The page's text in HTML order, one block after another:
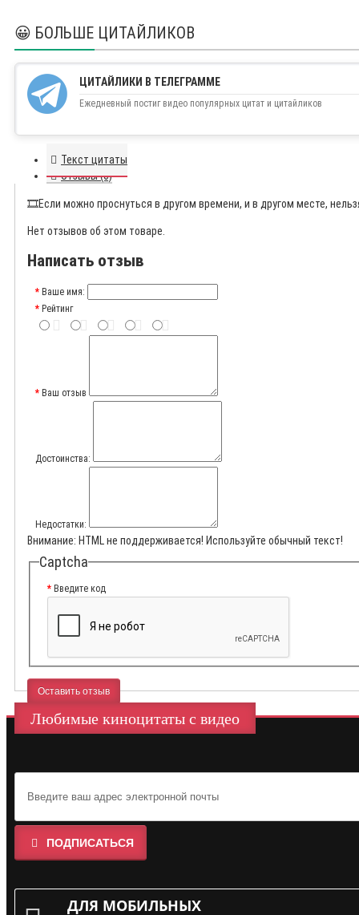
😀 БОЛЬШЕ ЦИТАЙЛИКОВ
ЦИТАЙЛИКИ В ТЕЛЕГРАММЕ
Ежедневный постиг видео популярных цитат и цитайликов
Текст цитаты
Отзывы (0)
🎞️Если можно проснуться в другом времени, и в другом месте,
Нет отзывов об этом товаре.
Написать отзыв
Ваше имя:
Рейтинг
Ваш отзыв
Достоинства:
Недостатки:
Внимание: HTML не поддерживается! Используйте обычный текст!
Captcha
Введите код
Оставить отзыв
Любимые киноцитаты с видео
ПОДПИСАТЬСЯ
ДЛЯ МОБИЛЬНЫХ